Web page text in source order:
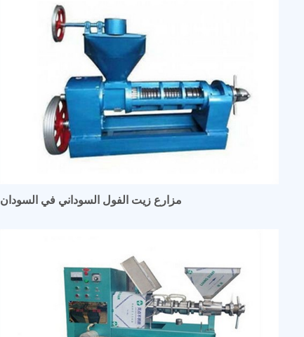
مزارع زيت الفول السوداني في السودان